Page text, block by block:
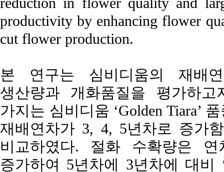
productivity by enhancing flower
cut flower production.
본 연구는 심비디움의 재배
생산량과 개화품질을 평가하
가지는 심비디움 ‘Golden Tiara’
재배연차가 3, 4, 5년차로 증가
비교하였다. 절화 수확량은
증가하여 5년차에 3년차에 대